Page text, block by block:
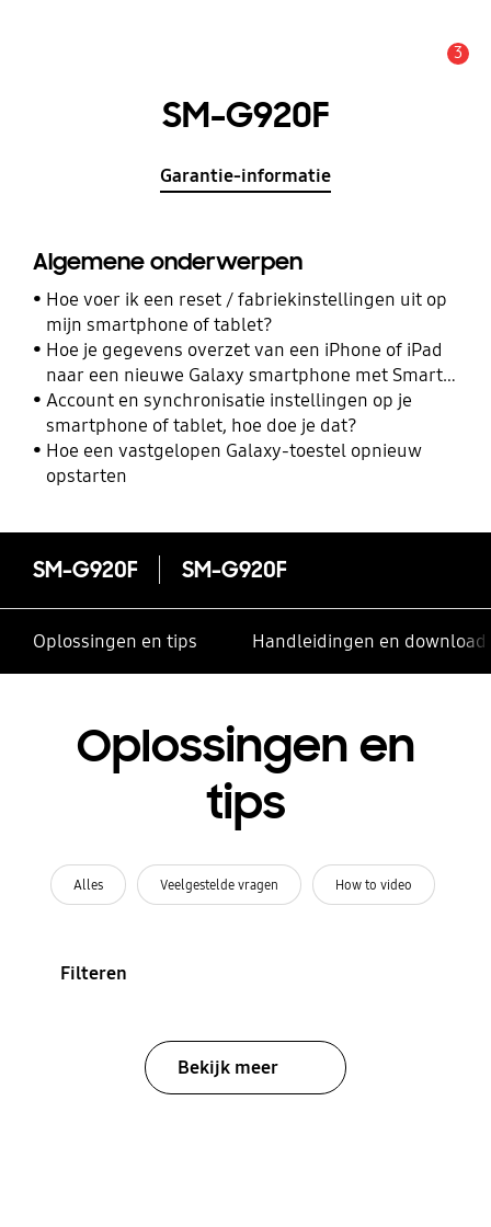
3
SM-G920F
Garantie-informatie
Algemene onderwerpen
Hoe voer ik een reset / fabriekinstellingen uit op
mijn smartphone of tablet?
Hoe je gegevens overzet van een iPhone of iPad
naar een nieuwe Galaxy smartphone met Smart
Switch
Account en synchronisatie instellingen op je
smartphone of tablet, hoe doe je dat?
Hoe een vastgelopen Galaxy-toestel opnieuw
opstarten
SM-G920F SM-G920F
Oplossingen en tips Handleidingen en
Oplossingen en
tips
Alles Veelgestelde vragen How to video
Filteren
Bekijk meer